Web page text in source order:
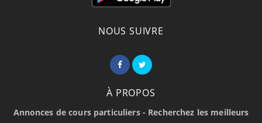
NOUS SUIVRE
À PROPOS
Annonces de cours particuliers - Recherchez les meilleurs